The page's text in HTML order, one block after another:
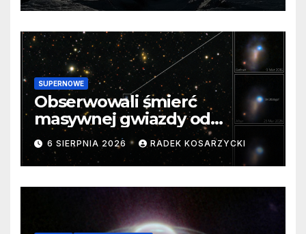
SUPERNOWE
Obserwowali śmierć
masywnej gwiazdy od
samego początku. Niezwykle
cenne dane
6 SIERPNIA 2026 RADEK KOSARZYCKI